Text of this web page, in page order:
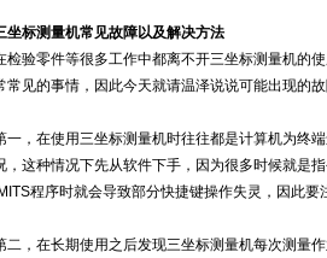
坐标测量机常见故障以及解决方法
检验零件等很多工作中都离不开三坐标测量机的
常见的事情，因此今天就请温泽说说可能出现的
一，在使用三坐标测量机时往往都是计算机为终
，这种情况下先从软件下手，因为很多时候就是
IMITS程序时就会导致部分快捷键操作失灵，因此要
二，在长期使用之后发现三坐标测量机每次测量